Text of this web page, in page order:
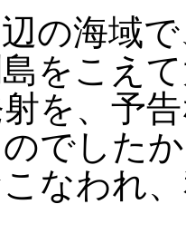
の海域
をこえ
を、予
でした
なわれ